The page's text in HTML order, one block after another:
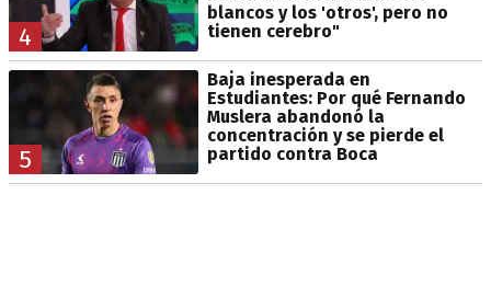
4
blancos y los 'otros', pero no
tienen cerebro"
5
Baja inesperada en
Estudiantes: Por qué Fernando
Muslera abandonó la
concentración y se pierde el
partido contra Boca